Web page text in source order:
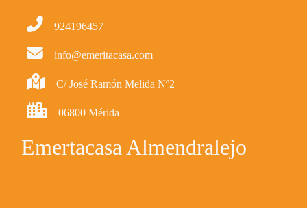
924196457
info@emeritacasa.com
C/ José Ramón Melida Nº2
06800 Mérida
Emertacasa Almendralejo